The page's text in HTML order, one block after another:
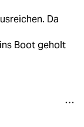
Da
Boot geholt